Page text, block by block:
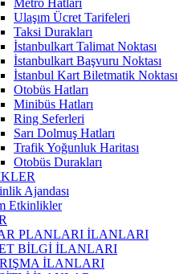
Ulaşım Ücret Tarifeleri
Taksi Durakları
İstanbulkart Talimat Noktası
İstanbulkart Başvuru Noktası
İstanbul Kart Biletmatik Noktası
Otobüs Hatları
Minibüs Hatları
Ring Seferleri
Sarı Dolmuş Hatları
Trafik Yoğunluk Haritası
Otobüs Durakları
Ajandası
Etkinlikler
PLANLARI İLANLARI
BİLGİ İLANLARI
İLANLARI